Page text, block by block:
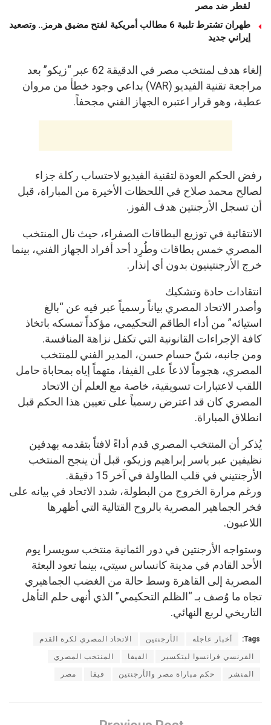
لقطر ضد مصر
طهران تشترط تلبية 6 مطالب أمريكية لفتح مضيق هرمز.. وتصعيد
إيراني جديد
إلغاء هدف لمنتخب مصر في الدقيقة 62 عبر “زيكو” بعد
مراجعة تقنية الفيديو (VAR) بداعي وجود خطأ من مروان
عطية، وهو قرار اعتبره الجهاز الفني مجحفاً.
رفض الحكم العودة لتقنية الفيديو لاحتساب ركلة جزاء
لصالح محمد صلاح في اللحظات الأخيرة من المباراة، قبل
أن تسجل الأرجنتين هدف الفوز.
الانتقائية في توزيع البطاقات الصفراء، حيث نال المنتخب
المصري خمس بطاقات وطُرِد أحد أفراد الجهاز الفني، بينما
خرج الأرجنتينيون بدون أي إنذار.
انتقادات حادة وتشكيك
وأصدر الاتحاد المصري بياناً رسمياً عبر فيه عن “بالغ
استيائه” من أداء الطاقم التحكيمي، مؤكداً تمسكه باتخاذ
كافة الإجراءات القانونية التي تكفل نزاهة المنافسة.
ومن جانبه، شنّ حسام حسن، المدير الفني للمنتخب
المصري، هجوماً لاذعاً على الفيفا، متهماً إياه بمحاباة حامل
اللقب لاعتبارات تسويقية، خاصة مع العلم أن الاتحاد
المصري كان قد اعترض رسمياً على تعيين هذا الحكم قبل
انطلاق المباراة.
يُذكر أن المنتخب المصري قدم أداءً لافتاً بتقدمه بهدفين
نظيفين عبر ياسر إبراهيم وزيكو، قبل أن ينجح المنتخب
الأرجنتيني في قلب الطاولة في آخر 15 دقيقة.
ورغم مرارة الخروج من البطولة، شدد الاتحاد في بيانه على
فخر الجماهير المصرية بالروح القتالية التي أظهرها
اللاعبون.
وستواجه الأرجنتين في دور الثمانية منتخب سويسرا يوم
الأحد القادم في مدينة كانساس سيتي، بينما تعود البعثة
المصرية إلى القاهرة وسط حالة من الغضب الجماهيري
تجاه ما وُصف بـ “الظلم التحكيمي” الذي أنهى حلم التأهل
التاريخي لربع النهائي.
Tags: أخبار عاجله الأرجنتين الاتحاد المصري لكرة القدم
الفرنسي فرانسوا ليتكسير الفيفا المنتخب المصري
المنشر حكم مباراة مصر والأرجنتين فيفا مصر